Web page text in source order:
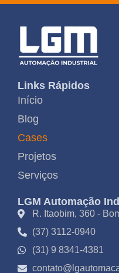
Links Rápidos
Início
Blog
Cases
Projetos
Serviços
LGM Automação
R. Itaobim, 360 -
(37) 3112-0940
(31) 9 8341-4381